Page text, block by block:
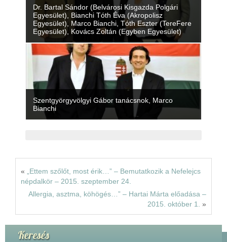
Rólunk
Kapcsolat
Dr. Bartal Sándor (Belvárosi Kisgazda Polgári
Egyesület), Bianchi Tóth Éva (Akropolisz
Egyesület), Marco Bianchi, Tóth Eszter (TereFere
Egyesület), Kovács Zoltán (Egyben Egyesület)
Szentgyörgyvölgyi Gábor tanácsnok, Marco
Bianchi
«
„Ettem szőlőt, most érik…” – Bemutatkozik a Nefelejcs
népdalkör – 2015. szeptember 24.
Allergia, asztma, köhögés…” – Hartai Márta előadása –
2015. október 1.
»
Keresés